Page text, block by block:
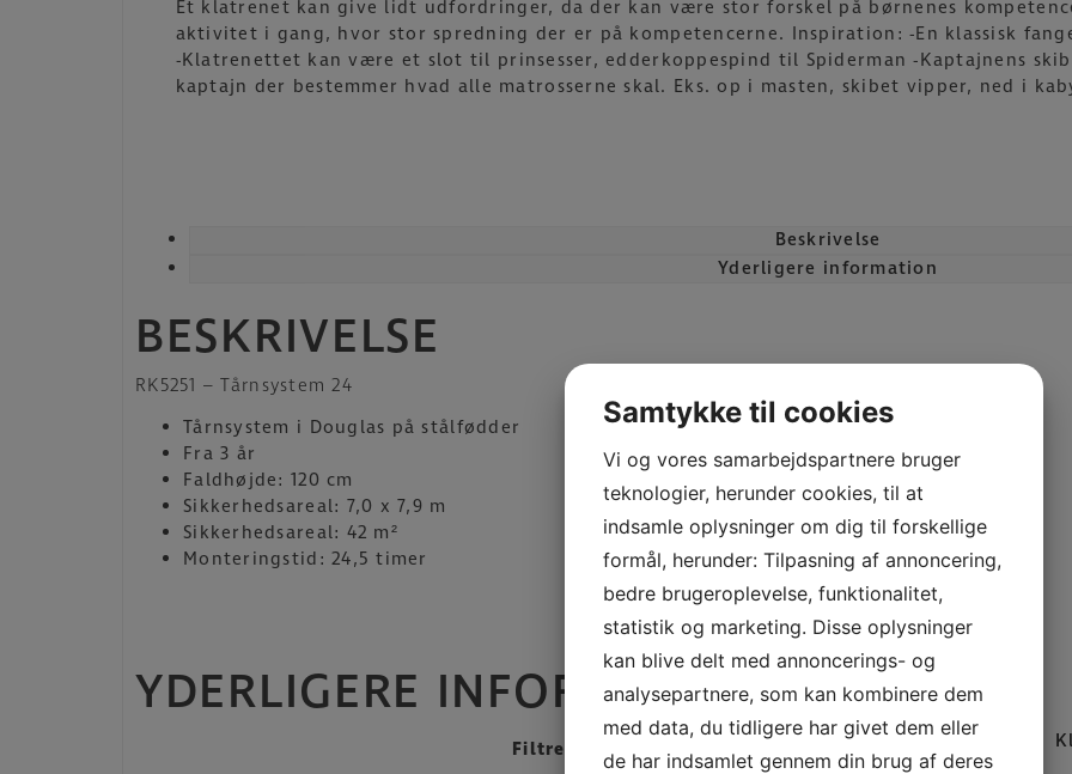
Et klatrenet kan give lidt udfordringer, da der kan være stor forskel på børnenes
aktivitet i gang, hvor stor spredning der er på kompetencerne. Inspiration: -En klassisk
-Klatrenettet kan være et slot til prinsesser, edderkoppespind til Spiderman -Kaptajnens
kaptajn der bestemmer hvad alle matrosserne skal. Eks. op i masten, skibet vipper, ned i
Beskrivelse
Yderligere information
BESKRIVELSE
RK5251 – Tårnsystem 24
Tårnsystem i Douglas på stålfødder
Fra 3 år
Faldhøjde: 120 cm
Sikkerhedsareal: 7,0 x 7,9 m
Sikkerhedsareal: 42 m²
Monteringstid: 24,5 timer
YDERLIGERE INFORMATION
Filtrer efter type
Samtykke til cookies
Vi og vores samarbejdspartnere bruger
teknologier, herunder cookies, til at
indsamle oplysninger om dig til forskellige
formål, herunder: Tilpasning af annoncering,
bedre brugeroplevelse, funktionalitet,
statistik og marketing. Disse oplysninger
kan blive delt med annoncerings- og
analysepartnere, som kan kombinere dem
med data, du tidligere har givet dem eller
de har indsamlet gennem din brug af deres